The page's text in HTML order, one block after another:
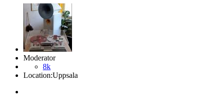
Moderator
8k
Location:Uppsala